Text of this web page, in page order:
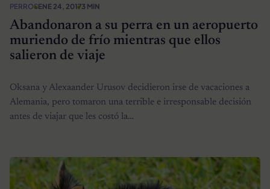
PERROSENE 24, 20173 MIN
Abandonaron a su perra en un aeropuerto
muriendo de frío mientras que ellos
salieron de viaje
Oksana y Alexaander Urusov decidieron irse de vacaciones a
Alemania, pero tomaron una terrible e irresponsable decisión
antes de viajar que les costó la…